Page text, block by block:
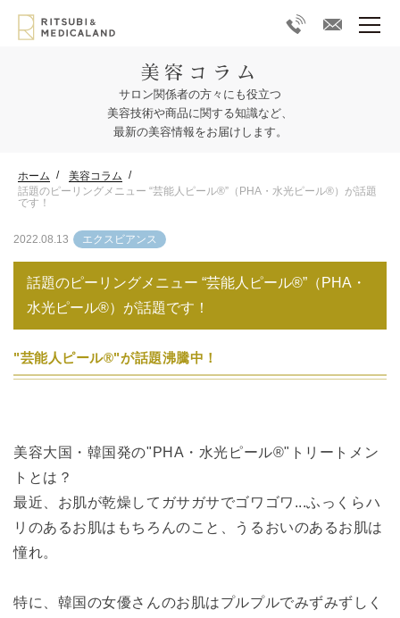
美容コラム
サロン関係者の方々にも役立つ
美容技術や商品に関する知識など、
最新の美容情報をお届けします。
ホーム
美容コラム
話題のピーリングメニュー “芸能人ピール®︎”（PHA・水光ピール®︎）が話題
です！
2022.08.13 エクスビアンス
話題のピーリングメニュー “芸能人ピール®︎”（PHA・
水光ピール®︎）が話題です！
"芸能人ピール®︎"が話題沸騰中！
美容大国・韓国発の"PHA・水光ピール®︎"トリートメン
トとは？
最近、お肌が乾燥してガサガサでゴワゴワ...ふっくらハ
リのあるお肌はもちろんのこと、うるおいのあるお肌は
憧れ。
特に、韓国の女優さんのお肌はプルプルでみずみずしく